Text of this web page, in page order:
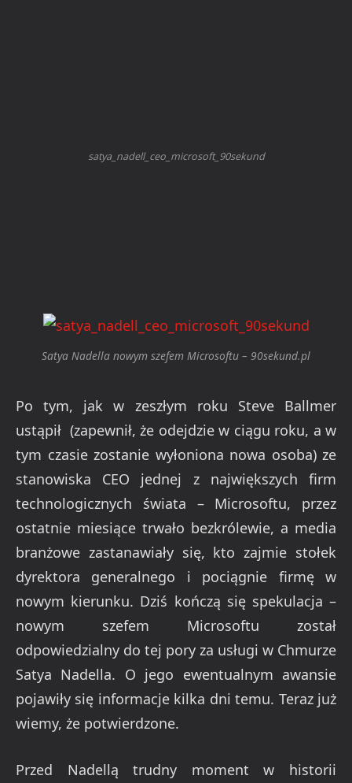
satya_nadell_ceo_microsoft_90sekund
Satya Nadella nowym szefem Microsoftu – 90sekund.pl
Po tym, jak w zeszłym roku Steve Ballmer
ustąpił (zapewnił, że odejdzie w ciągu roku, a w
tym czasie zostanie wyłoniona nowa osoba) ze
stanowiska CEO jednej z największych firm
technologicznych świata – Microsoftu, przez
ostatnie miesiące trwało bezkrólewie, a media
branżowe zastanawiały się, kto zajmie stołek
dyrektora generalnego i pociągnie firmę w
nowym kierunku. Dziś kończą się spekulacja –
nowym szefem Microsoftu został
odpowiedzialny do tej pory za usługi w Chmurze
Satya Nadella. O jego ewentualnym awansie
pojawiły się informacje kilka dni temu. Teraz już
wiemy, że potwierdzone.
Przed Nadellą trudny moment w historii